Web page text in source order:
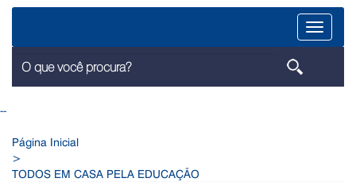
Menu
--
Página Inicial
>
TODOS EM CASA PELA EDUCAÇÃO